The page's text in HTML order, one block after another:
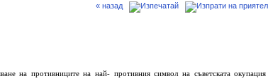
« назад
на противниците на най- противния символ на съветската